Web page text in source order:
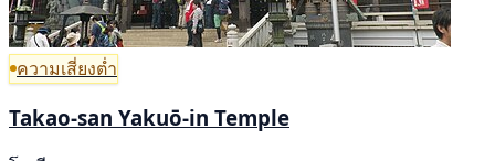
ความเสี่ยงต่ำ
Takao-san Yakuō-in Temple